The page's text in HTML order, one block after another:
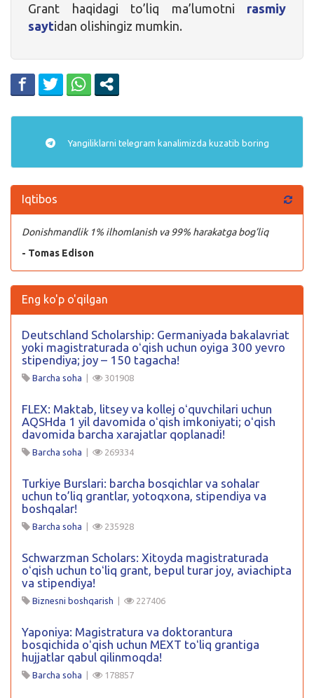
Grant haqidagi to’liq ma’lumotni rasmiy
saytidan olishingiz mumkin.
Yangiliklarni telegram kanalimizda kuzatib boring
Iqtibos
Donishmandlik 1% ilhomlanish va 99% harakatga bog’liq
- Tomas Edison
Eng ko'p o'qilgan
Deutschland Scholarship: Germaniyada bakalavriat
yoki magistraturada oʻqish uchun oyiga 300 yevro
stipendiya; joy – 150 tagacha!
Barcha soha | 301908
FLEX: Maktab, litsey va kollej oʻquvchilari uchun
AQSHda 1 yil davomida oʻqish imkoniyati; oʻqish
davomida barcha xarajatlar qoplanadi!
Barcha soha | 269334
Turkiye Burslari: barcha bosqichlar va sohalar
uchun to’liq grantlar, yotoqxona, stipendiya va
boshqalar!
Barcha soha | 235928
Schwarzman Scholars: Xitoyda magistraturada
oʻqish uchun toʻliq grant, bepul turar joy, aviachipta
va stipendiya!
Biznesni boshqarish | 227406
Yaponiya: Magistratura va doktorantura
bosqichida oʻqish uchun MEXT toʻliq grantiga
hujjatlar qabul qilinmoqda!
Barcha soha | 178857